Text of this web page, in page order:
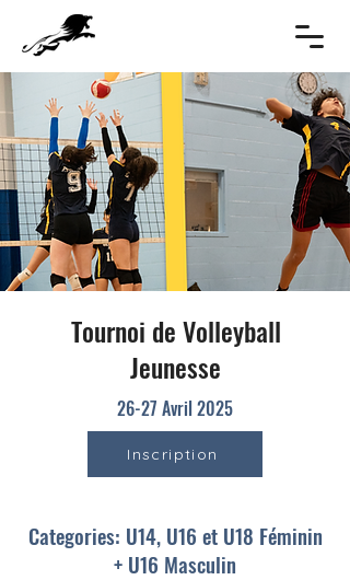
Tournoi de Volleyball
Jeunesse
26-27 Avril 2025
Inscription
Categories: U14, U16 et U18 Féminin
+ U16 Masculin